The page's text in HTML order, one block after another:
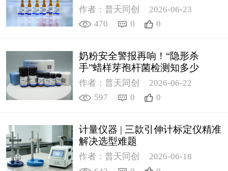
作者：普天同创
2026-06-23
470
0 0
奶粉安全警报再响！“隐形杀
手”蜡样芽孢杆菌检测知多少
作者：普天同创
2026-06-22
597
0 0
计量仪器 | 三款引伸计标定仪精准
解决选型难题
作者：普天同创
2026-06-18